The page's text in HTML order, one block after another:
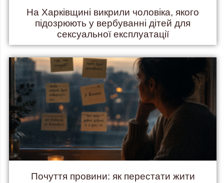
На Харківщині викрили чоловіка, якого
підозрюють у вербуванні дітей для
сексуальної експлуатації
Почуття провини: як перестати жити